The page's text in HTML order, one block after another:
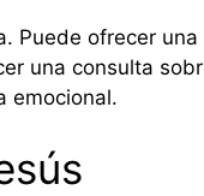
Puede ofrecer
una consulta
emocional.